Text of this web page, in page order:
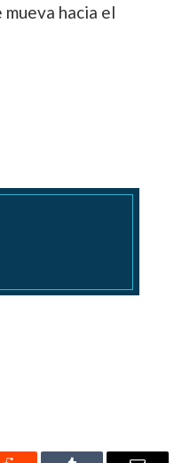
hacia el